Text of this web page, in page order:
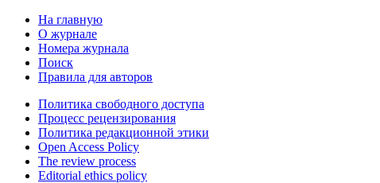
На главную
О журнале
Номера журнала
Поиск
Правила для авторов
Политика свободного доступа
Процесс рецензирования
Политика редакционной этики
Open Access Policy
The review process
Editorial ethics policy